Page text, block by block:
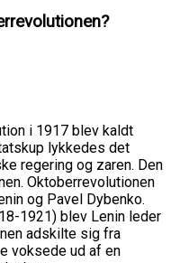
i 1917 blev kaldt
lykkedes det
regering og zaren. Den
Oktoberrevolutionen
og Pavel Dybenko.
1921) blev Lenin leder
adskilte sig fra
voksede ud af en